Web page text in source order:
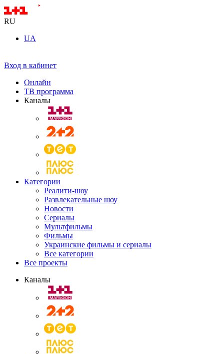
RU
UA
Вход в кабинет
Онлайн
ТВ программа
Каналы
Категории
Реалити-шоу
Развлекательные шоу
Новости
Сериалы
Мультфильмы
Фильмы
Украинские фильмы и сериалы
Все категории
Все проекты
Каналы